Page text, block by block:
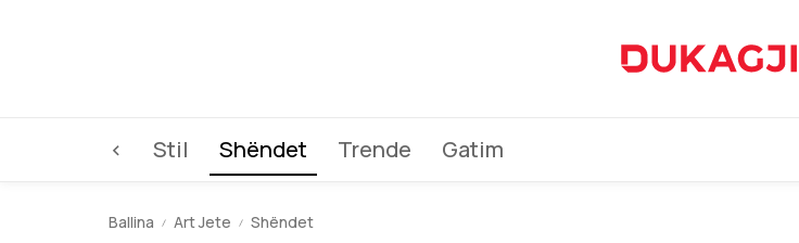
< Stil Shëndet Trende Gatim
Ballina Art Jete Shëndet